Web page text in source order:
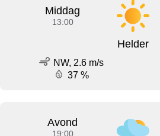
Middag
13:00
Helder
NW, 2.6 m/s
37 %
Avond
19:00